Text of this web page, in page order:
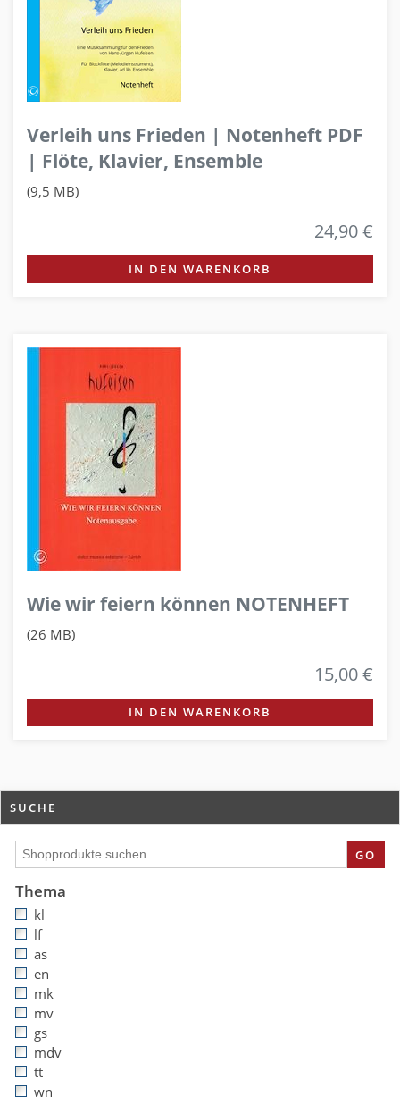
Verleih uns Frieden | Notenheft PDF
| Flöte, Klavier, Ensemble
(9,5 MB)
24,90 €
IN DEN WARENKORB
Wie wir feiern können NOTENHEFT
(26 MB)
15,00 €
IN DEN WARENKORB
SUCHE
GO
Thema
kl
lf
as
en
mk
mv
gs
mdv
tt
wn